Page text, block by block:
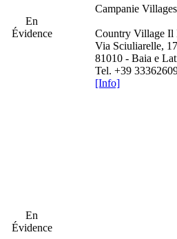
En
Évidence
En
Évidence
Campanie
Country Village Il
Via Sciuliarelle, 17
81010 - Baia e
Tel. +39
[Info]